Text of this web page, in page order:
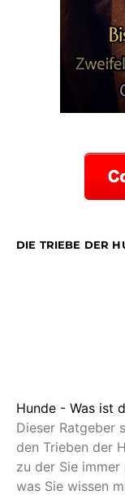
DIE TRIEBE DER
Hunde - Was ist
Dieser Ratgeber
den Trieben der
zu der Sie
was Sie wissen